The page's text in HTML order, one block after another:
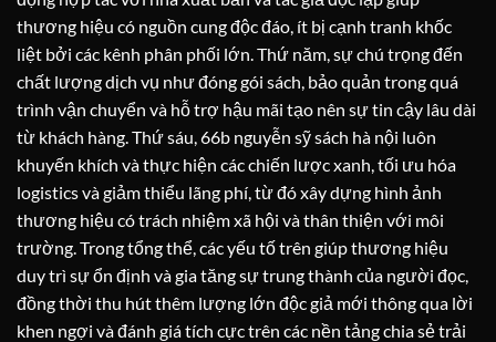
thương hiệu có nguồn cung độc đáo, ít bị cạnh tranh khốc
liệt bởi các kênh phân phối lớn. Thứ năm, sự chú trọng đến
chất lượng dịch vụ như đóng gói sách, bảo quản trong quá
trình vận chuyển và hỗ trợ hậu mãi tạo nên sự tin cậy lâu dài
từ khách hàng. Thứ sáu, 66b nguyễn sỹ sách hà nội luôn
khuyến khích và thực hiện các chiến lược xanh, tối ưu hóa
logistics và giảm thiểu lãng phí, từ đó xây dựng hình ảnh
thương hiệu có trách nhiệm xã hội và thân thiện với môi
trường. Trong tổng thể, các yếu tố trên giúp thương hiệu
duy trì sự ổn định và gia tăng sự trung thành của người đọc,
đồng thời thu hút thêm lượng lớn độc giả mới thông qua lời
khen ngợi và đánh giá tích cực trên các nền tảng chia sẻ trải